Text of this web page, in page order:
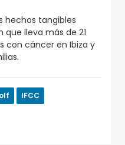
hechos tangibles
que lleva más de 21
con cáncer en Ibiza y
IFCC